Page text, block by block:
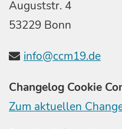
Auguststr. 4
53229 Bonn
info@ccm19.de
Changelog Cookie
Zum aktuellen